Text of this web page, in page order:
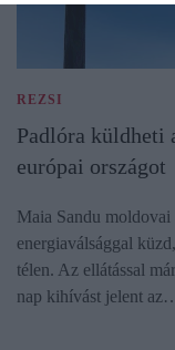
REZSI
Padlóra küldheti
európai országot
Maia Sandu moldovai
energiaválsággal
télen. Az ellátással
nap kihívást jelent